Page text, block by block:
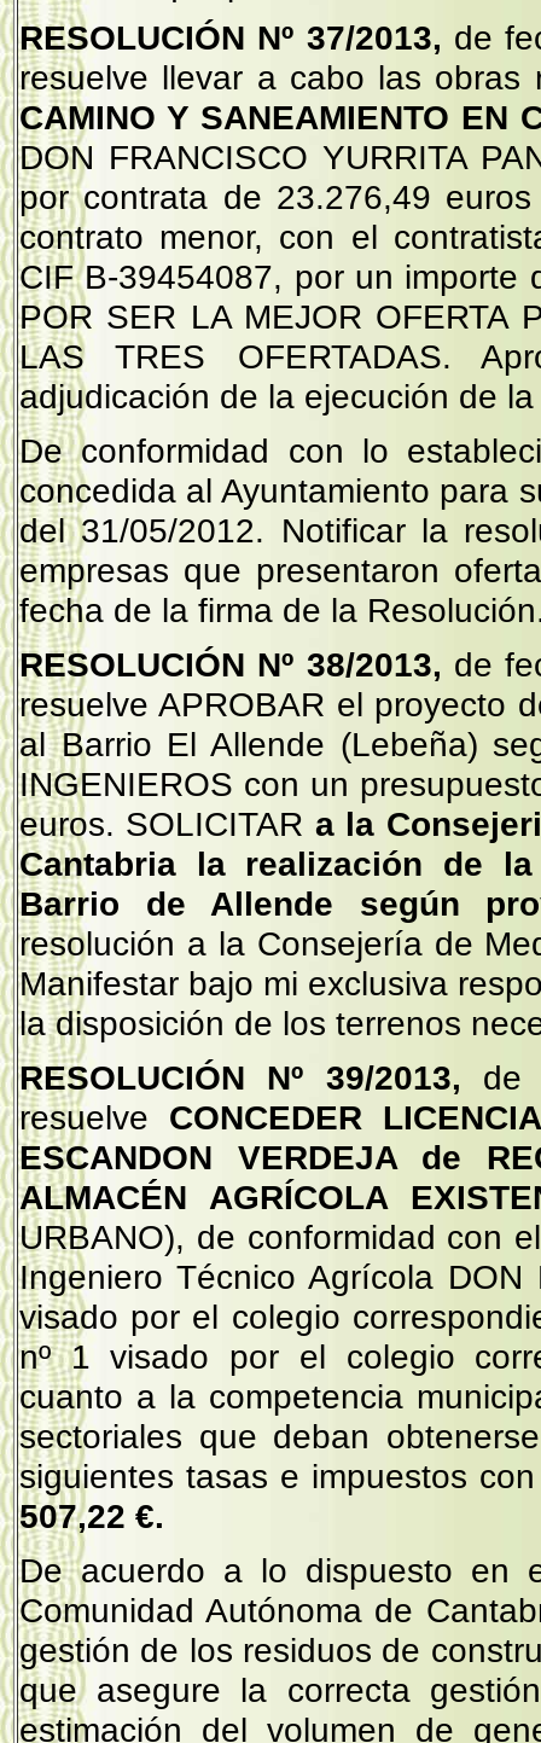
RESOLUCIÓN Nº 37/2013, de
resuelve llevar a cabo las
CAMINO Y SANEAMIENTO EN
DON FRANCISCO YURRITA
por contrata de 23.276,49
contrato menor, con el
CIF B-39454087, por un importe
POR SER LA MEJOR OFERTA
LAS TRES OFERTADAS.
adjudicación de la ejecución de
De conformidad con lo
concedida al Ayuntamiento para
del 31/05/2012. Notificar la
empresas que presentaron
fecha de la firma de la
RESOLUCIÓN Nº 38/2013, de
resuelve APROBAR el proyecto
al Barrio El Allende (Lebeña)
INGENIEROS con un
euros. SOLICITAR a la
Cantabria la realización de
Barrio de Allende según
resolución a la Consejería de
Manifestar bajo mi exclusiva
la disposición de los terrenos
RESOLUCIÓN Nº 39/2013, de
resuelve CONCEDER
ESCANDON VERDEJA de
ALMACÉN AGRÍCOLA
URBANO), de conformidad con
Ingeniero Técnico Agrícola
visado por el colegio
nº 1 visado por el colegio
cuanto a la competencia
sectoriales que deban
siguientes tasas e impuestos
507,22 €.
De acuerdo a lo dispuesto en
Comunidad Autónoma de
gestión de los residuos de
que asegure la correcta
estimación del volumen de